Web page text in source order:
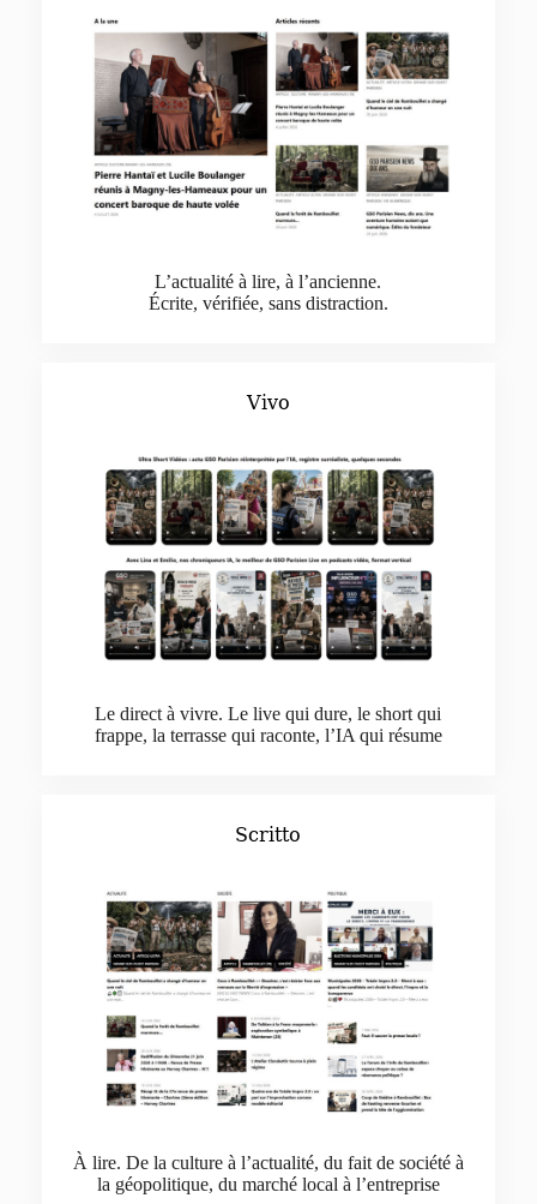
L’actualité à lire, à l’ancienne.
Écrite, vérifiée, sans distraction.
Vivo
Le direct à vivre. Le live qui dure, le short qui
frappe, la terrasse qui raconte, l’IA qui résume
Scritto
À lire. De la culture à l’actualité, du fait de société à
la géopolitique, du marché local à l’entreprise